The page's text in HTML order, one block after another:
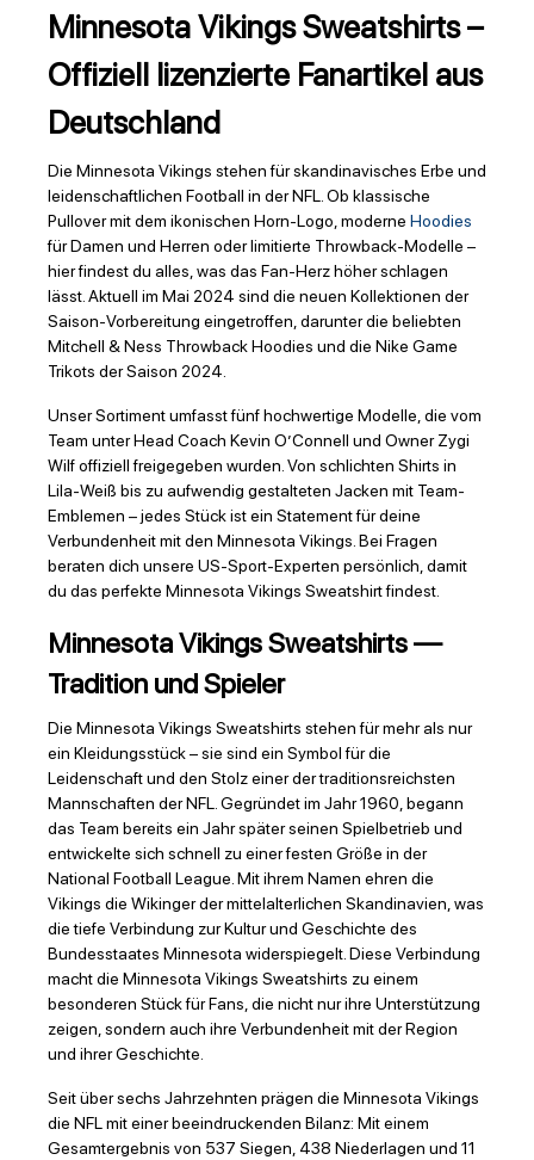
Minnesota Vikings Sweatshirts –
Offiziell lizenzierte Fanartikel aus
Deutschland
Die Minnesota Vikings stehen für skandinavisches Erbe und
leidenschaftlichen Football in der NFL. Ob klassische
Pullover mit dem ikonischen Horn-Logo, moderne Hoodies
für Damen und Herren oder limitierte Throwback-Modelle –
hier findest du alles, was das Fan-Herz höher schlagen
lässt. Aktuell im Mai 2024 sind die neuen Kollektionen der
Saison-Vorbereitung eingetroffen, darunter die beliebten
Mitchell & Ness Throwback Hoodies und die Nike Game
Trikots der Saison 2024.
Unser Sortiment umfasst fünf hochwertige Modelle, die vom
Team unter Head Coach Kevin O’Connell und Owner Zygi
Wilf offiziell freigegeben wurden. Von schlichten Shirts in
Lila-Weiß bis zu aufwendig gestalteten Jacken mit Team-
Emblemen – jedes Stück ist ein Statement für deine
Verbundenheit mit den Minnesota Vikings. Bei Fragen
beraten dich unsere US-Sport-Experten persönlich, damit
du das perfekte Minnesota Vikings Sweatshirt findest.
Minnesota Vikings Sweatshirts —
Tradition und Spieler
Die Minnesota Vikings Sweatshirts stehen für mehr als nur
ein Kleidungsstück – sie sind ein Symbol für die
Leidenschaft und den Stolz einer der traditionsreichsten
Mannschaften der NFL. Gegründet im Jahr 1960, begann
das Team bereits ein Jahr später seinen Spielbetrieb und
entwickelte sich schnell zu einer festen Größe in der
National Football League. Mit ihrem Namen ehren die
Vikings die Wikinger der mittelalterlichen Skandinavien, was
die tiefe Verbindung zur Kultur und Geschichte des
Bundesstaates Minnesota widerspiegelt. Diese Verbindung
macht die Minnesota Vikings Sweatshirts zu einem
besonderen Stück für Fans, die nicht nur ihre Unterstützung
zeigen, sondern auch ihre Verbundenheit mit der Region
und ihrer Geschichte.
Seit über sechs Jahrzehnten prägen die Minnesota Vikings
die NFL mit einer beeindruckenden Bilanz: Mit einem
Gesamtergebnis von 537 Siegen, 438 Niederlagen und 11